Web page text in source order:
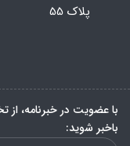
پلاک 55
با عضویت در خبرنامه،
باخبر شوید: